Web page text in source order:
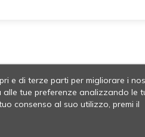
e di terze parti per migliorare i
tue preferenze analizzando le
consenso al suo utilizzo, premi il